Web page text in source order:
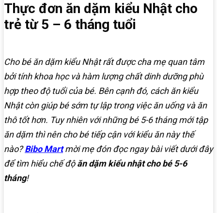
Thực đơn ăn dặm kiểu Nhật cho
trẻ từ 5 – 6 tháng tuổi
Cho bé ăn dặm kiểu Nhật rất được cha mẹ quan tâm
bởi tính khoa học và hàm lượng chất dinh dưỡng phù
hợp theo độ tuổi của bé. Bên cạnh đó, cách ăn kiểu
Nhật còn giúp bé sớm tự lập trong việc ăn uống và ăn
thô tốt hơn. Tuy nhiên với những bé 5-6 tháng mới tập
ăn dặm thì nên cho bé tiếp cận với kiểu ăn này thế
nào?Bibo Martmời mẹ đón đọc ngay bài viết dưới đây
để tìm hiểu chế độăn dặm kiểu nhật cho bé 5-6
tháng!